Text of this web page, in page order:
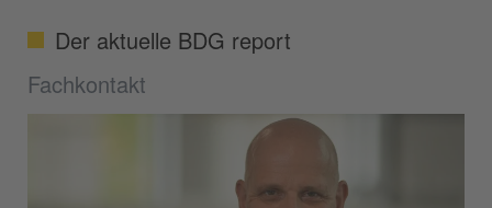
Der aktuelle BDG report
Fachkontakt